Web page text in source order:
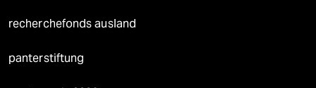
recherchefonds ausland
panterstiftung